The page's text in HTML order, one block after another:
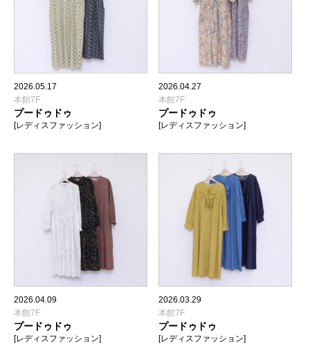
2026.05.17
本館7F
プードゥドゥ
[レディスファッション]
2026.04.27
本館7F
プードゥドゥ
[レディスファッション]
2026.04.09
本館7F
プードゥドゥ
[レディスファッション]
2026.03.29
本館7F
プードゥドゥ
[レディスファッション]